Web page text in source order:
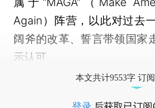
Again）阵营，以此对过去
阔斧的改革、誓言带领国家
示认可。
本文共计9553字 订